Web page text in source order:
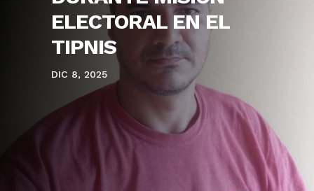
ELECTORAL EN EL
TIPNIS
DIC 8, 2025